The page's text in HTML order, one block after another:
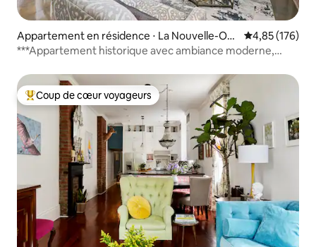
Appartement en résidence ⋅ La Nouvelle-Orl
éans
Évaluation
4,85 (176)
***Appartement historique avec ambiance moderne,
Coups de cœur voyageurs les plus appréciés
Coup de cœur voyageurs